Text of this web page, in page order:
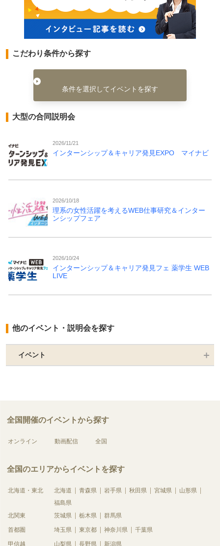
こだわり条件から探す
条件を選択してイベントを探す
大型の合同説明会
2026/11/21
インターンシップ＆キャリア発見EXPO マイナビ
2026/10/18
理系の女性活躍を考えるWEB仕事研究＆インター
ンシップフェア
2026/10/24
インターンシップ＆キャリア発見フェ 薬学生 WEB
LIVE
他のイベント・説明会を探す
イベント
全国開催のイベントから探す
オンライン 動画配信 全国
全国のエリアからイベントを探す
北海道・東北 北海道 青森県 岩手県 秋田県 宮城県
山形県
福島県
北関東
茨城県 栃木県 群馬県
首都圏 埼玉県 東京都 神奈川県 千葉県
甲信越 山梨県 長野県 新潟県